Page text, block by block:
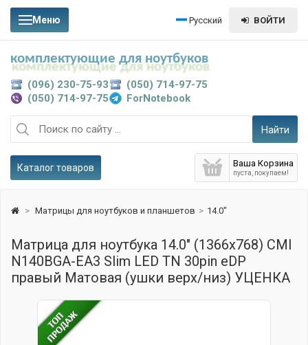
Меню Русский ВОЙТИ
Найти
Ваша Корзина
пуста, покупаем!
Каталог товаров
(096) 230-75-93
(050) 714-97-75
(050) 714-97-75
ForNotebook
комплектующие для ноутбуков
> Матрицы для ноутбуков и планшетов > 14.0"
Матрица для ноутбука 14.0" (1366x768) CMI
N140BGA-EA3 Slim LED TN 30pin eDP
правый Матовая (ушки верх/низ) УЦЕНКА